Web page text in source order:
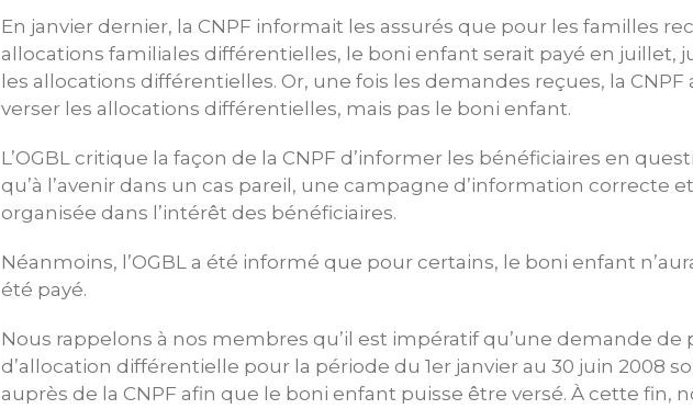
En janvier dernier, la CNPF informait les assurés que pour les familles
allocations familiales différentielles, le boni enfant serait payé en juillet,
les allocations différentielles. Or, une fois les demandes reçues, la
verser les allocations différentielles, mais pas le boni enfant.
L’OGBL critique la façon de la CNPF d’informer les bénéficiaires en
qu’à l’avenir dans un cas pareil, une campagne d’information correcte
organisée dans l’intérêt des bénéficiaires.
Néanmoins, l’OGBL a été informé que pour certains, le boni enfant
été payé.
Nous rappelons à nos membres qu’il est impératif qu’une demande de
d’allocation différentielle pour la période du 1er janvier au 30 juin 2008
auprès de la CNPF afin que le boni enfant puisse être versé. À cette fin,